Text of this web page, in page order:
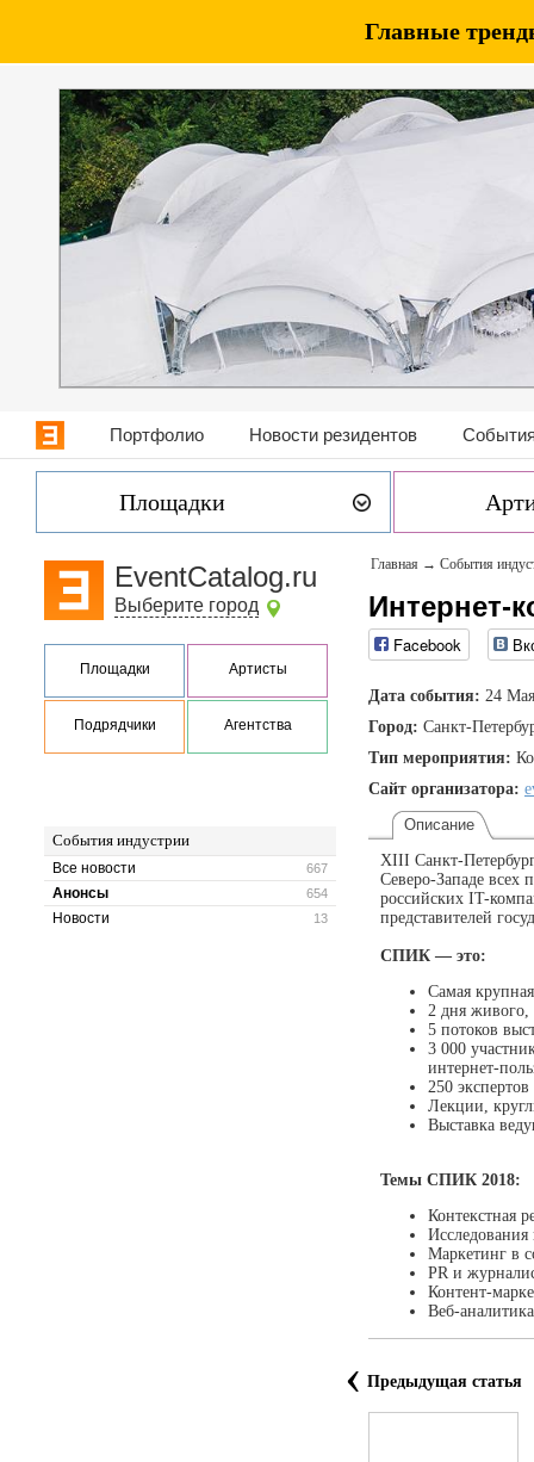
Главные
Портфолио Новости резидентов
Площадки
EventCatalog.ru
Выберите город
Площадки Артисты
Подрядчики Агентства
События индустрии
667
Все новости
654
Анонсы
13
Новости
Главная → События
Интернет-
Facebook
Дата события: 24
Город: Санкт-
Тип мероприятия:
Сайт организатора:
Описание
XIII Санкт-
Северо-Западе всех
российских IT-
представителей
СПИК — это:
Самая
2 дня
5 потоков
3 000
интернет-
250
Лекции,
Выставка
Темы СПИК 2018:
Контекстная
Исследования
Маркетинг в
PR и
Контент-
Веб-аналитика
‹ Предыдущая статья